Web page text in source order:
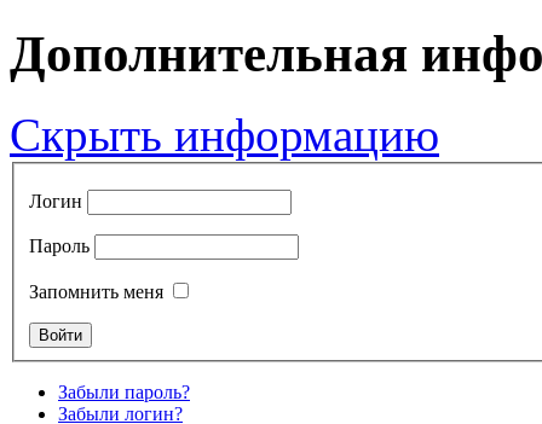
Дополнительная
Скрыть информацию
Логин
Пароль
Запомнить меня
Забыли пароль?
Забыли логин?